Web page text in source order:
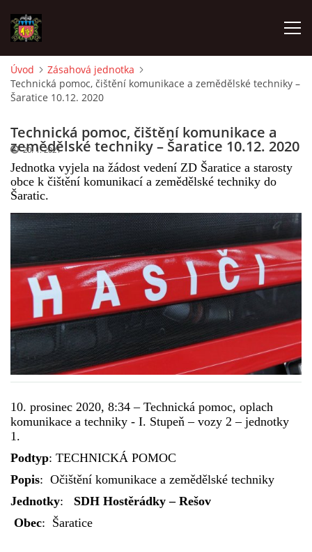
ÚVOD
O SBORU
POZVÁNKY
CO SE DĚLO?
MLADÍ HASIČI
ZÁSAHOVÁ JEDNOTKA
DRUŽSTVO MUŽŮ
KONTAKT
VÝROČNÍ ZPRÁVY
DOTACE POSKYTNUTÁ Z ROZPOČTU JIHOMORAVSKÉHO
KRAJE
JEDNOTNÝ SYSTÉM VAROVÁNÍ A VYROZUMĚNÍ
Úvod
Zásahová jednotka
Technická pomoc, čištění komunikace a zemědělské techniky –
Šaratice 10.12. 2020
Technická pomoc, čištění komunikace a
zemědělské techniky – Šaratice 10.12. 2020
Jednotka vyjela na žádost vedení ZD Šaratice a starosty
obce k čištění komunikací a zemědělské techniky do
Šaratic.
20. 1. 2021
10. prosinec 2020, 8:34 – Technická pomoc, oplach
komunikace a techniky - I. Stupeň – vozy 2 – jednotky
1.
Podtyp: TECHNICKÁ POMOC
Popis: Očištění komunikace a zemědělské techniky
Jednotky: SDH Hostěrádky – Rešov
Obec: Šaratice